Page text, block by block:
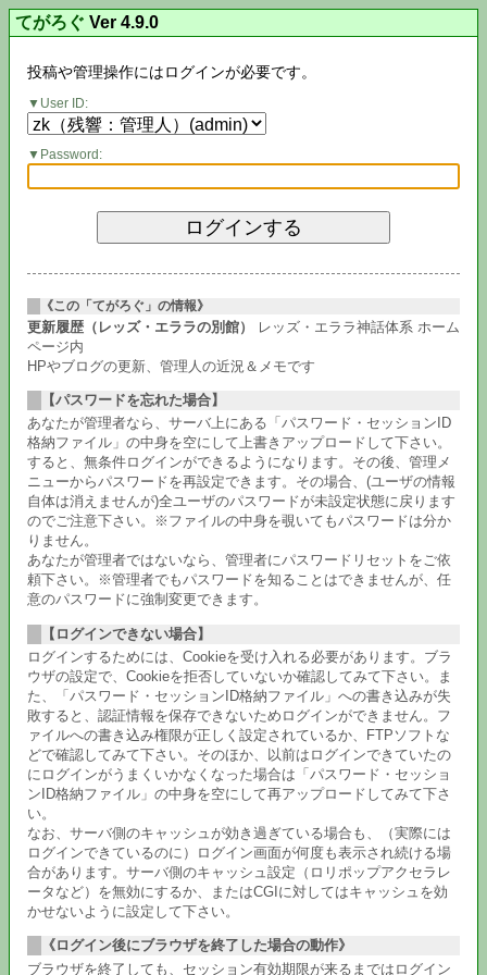
てがろぐ Ver 4.9.0
投稿や管理操作にはログインが必要です。
User ID:
Password:
《この「てがろぐ」の情報》
更新履歴（レッズ・エララの別館）
レッズ・エララ神話体系 ホーム
ページ内
HPやブログの更新、管理人の近況＆メモです
【パスワードを忘れた場合】
あなたが管理者なら、サーバ上にある「パスワード・セッションID
格納ファイル」の中身を空にして上書きアップロードして下さい。
すると、無条件ログインができるようになります。その後、管理メ
ニューからパスワードを再設定できます。その場合、(ユーザの情報
自体は消えませんが)全ユーザのパスワードが未設定状態に戻ります
のでご注意下さい。※ファイルの中身を覗いてもパスワードは分か
りません。
あなたが管理者ではないなら、管理者にパスワードリセットをご依
頼下さい。※管理者でもパスワードを知ることはできませんが、任
意のパスワードに強制変更できます。
【ログインできない場合】
ログインするためには、Cookieを受け入れる必要があります。ブラ
ウザの設定で、Cookieを拒否していないか確認してみて下さい。ま
た、「パスワード・セッションID格納ファイル」への書き込みが失
敗すると、認証情報を保存できないためログインができません。フ
ァイルへの書き込み権限が正しく設定されているか、FTPソフトな
どで確認してみて下さい。そのほか、以前はログインできていたの
にログインがうまくいかなくなった場合は「パスワード・セッショ
ンID格納ファイル」の中身を空にして再アップロードしてみて下さ
い。
なお、サーバ側のキャッシュが効き過ぎている場合も、（実際には
ログインできているのに）ログイン画面が何度も表示され続ける場
合があります。サーバ側のキャッシュ設定（ロリポップアクセラレ
ータなど）を無効にするか、またはCGIに対してはキャッシュを効
かせないように設定して下さい。
《ログイン後にブラウザを終了した場合の動作》
ブラウザを終了しても、セッション有効期限が来るまではログイン